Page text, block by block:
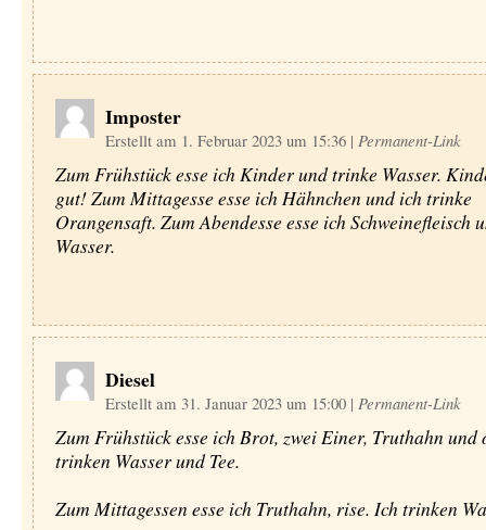
Imposter
Erstellt am 1. Februar 2023 um 15:36 | Permanent-Link
Zum Frühstück esse ich Kinder und trinke Wasser.
gut! Zum Mittagesse esse ich Hähnchen und ich trinke
Orangensaft. Zum Abendesse esse ich Schweinefleisch
Wasser.
Diesel
Erstellt am 31. Januar 2023 um 15:00 | Permanent-Link
Zum Frühstück esse ich Brot, zwei Einer, Truthahn und
trinken Wasser und Tee.
Zum Mittagessen esse ich Truthahn, rise. Ich trinken